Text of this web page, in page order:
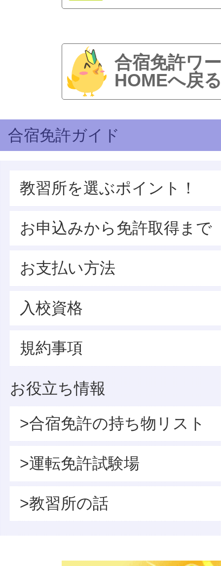
合宿免許ワ
HOMEへ戻
合宿免許ガイド
教習所を選ぶポイント！
お申込みから免許取得まで
お支払い方法
入校資格
規約事項
お役立ち情報
>合宿免許の持ち物リスト
>運転免許試験場
>教習所の話